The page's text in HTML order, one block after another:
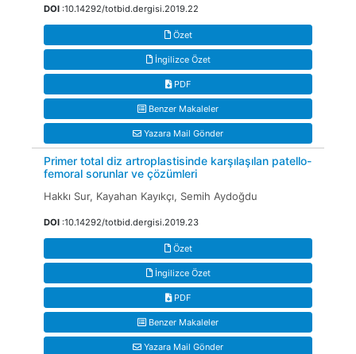
DOI :10.14292/totbid.dergisi.2019.22
Özet
İngilizce Özet
PDF
Benzer Makaleler
Yazara Mail Gönder
Primer total diz artroplastisinde karşılaşılan patello-
femoral sorunlar ve çözümleri
Hakkı Sur, Kayahan Kayıkçı, Semih Aydoğdu
DOI :10.14292/totbid.dergisi.2019.23
Özet
İngilizce Özet
PDF
Benzer Makaleler
Yazara Mail Gönder